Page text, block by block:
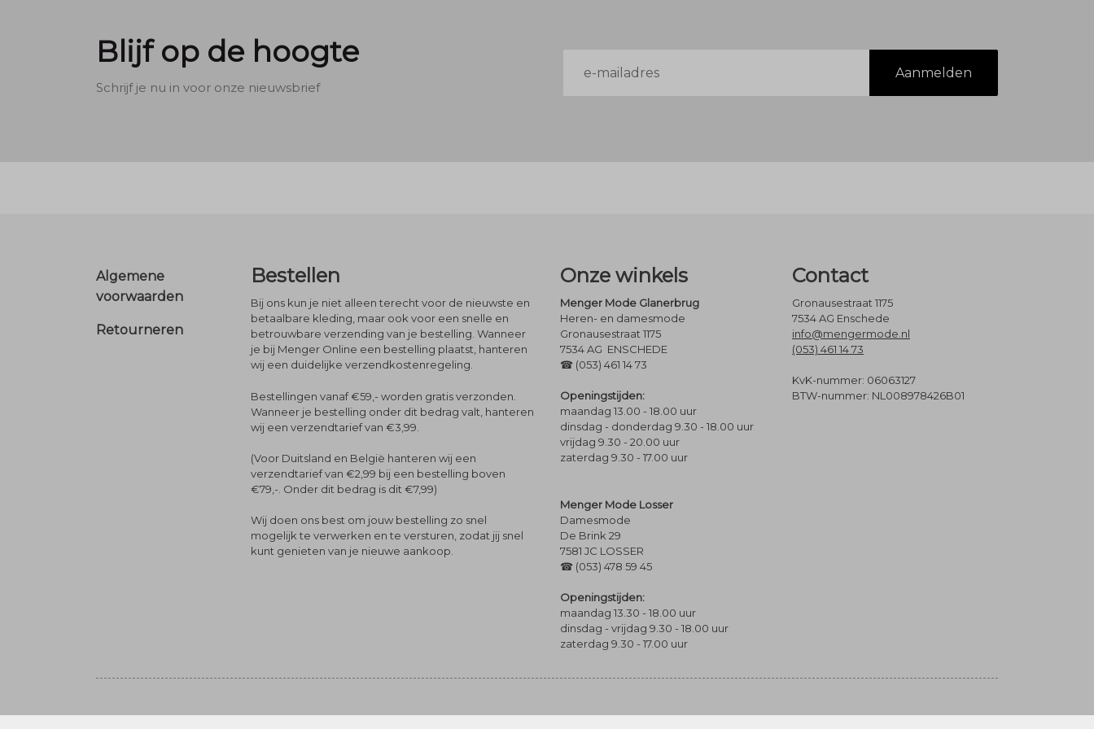
Blijf op de hoogte
Schrijf je nu in voor onze nieuwsbrief
mailadres
Aanmelden
Footer
Algemene
voorwaarden
Retourneren
Bestellen
Bij ons kun je niet alleen terecht voor de nieuwste en
betaalbare kleding, maar ook voor een snelle en
betrouwbare verzending van je bestelling. Wanneer
je bij Menger Online een bestelling plaatst, hanteren
wij een duidelijke verzendkostenregeling.
Bestellingen vanaf €59,- worden gratis verzonden.
Wanneer je bestelling onder dit bedrag valt, hanteren
wij een verzendtarief van €3,99.
(Voor Duitsland en België hanteren wij een
verzendtarief van €2,99 bij een bestelling boven
€79,-. Onder dit bedrag is dit €7,99)
Wij doen ons best om jouw bestelling zo snel
mogelijk te verwerken en te versturen, zodat jij snel
kunt genieten van je nieuwe aankoop.
Onze winkels
Menger Mode Glanerbrug
Heren- en damesmode
Gronausestraat 1175
7534 AG ENSCHEDE
☎ (053) 461 14 73
Openingstijden:
maandag 13.00 - 18.00 uur
dinsdag - donderdag 9.30 - 18.00 uur
vrijdag 9.30 - 20.00 uur
zaterdag 9.30 - 17.00 uur
Menger Mode Losser
Damesmode
De Brink 29
7581 JC LOSSER
☎ (053) 478 59 45
Openingstijden:
maandag 13.30 - 18.00 uur
dinsdag - vrijdag 9.30 - 18.00 uur
zaterdag 9.30 - 17.00 uur
Contact
Gronausestraat 1175
7534 AG Enschede
info@mengermode.nl
(053) 461 14 73
KvK-nummer: 06063127
BTW-nummer: NL008978426B01